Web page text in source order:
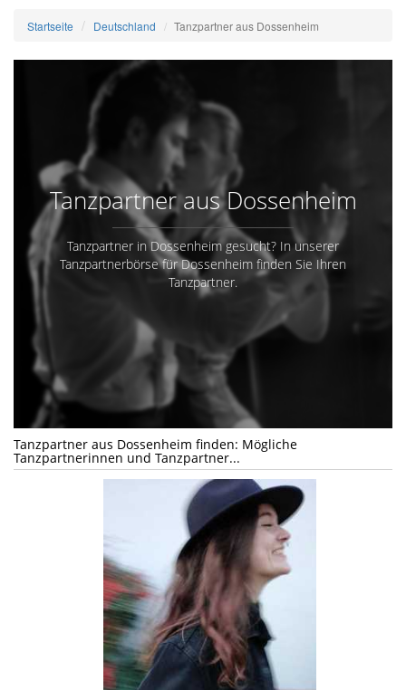
Startseite Deutschland Tanzpartner aus Dossenheim
Tanzpartner aus Dossenheim
Tanzpartner in Dossenheim gesucht? In unserer
Tanzpartnerbörse für Dossenheim finden Sie Ihren
Tanzpartner.
Tanzpartner aus Dossenheim finden: Mögliche
Tanzpartnerinnen und Tanzpartner...